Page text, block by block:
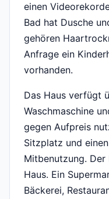
einen
Bad hat Dusche
gehören
Anfrage ein
vorhanden.
Das Haus verfügt
Waschmaschine
gegen Aufpreis
Sitzplatz und
Mitbenutzung.
Haus. Ein
Bäckerei,